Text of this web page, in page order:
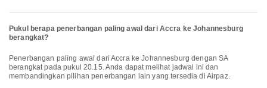
Pukul berapa penerbangan paling awal dari Accra ke Johannesburg
berangkat?
Penerbangan paling awal dari Accra ke Johannesburg dengan SA
berangkat pada pukul 20.15. Anda dapat melihat jadwal ini dan
membandingkan pilihan penerbangan lain yang tersedia di Airpaz.